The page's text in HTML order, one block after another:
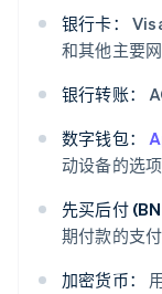
银行卡：
和其他主要
银行转账：
数字钱包：
动设备的选项
先买后付
期付款的支
加密货币：